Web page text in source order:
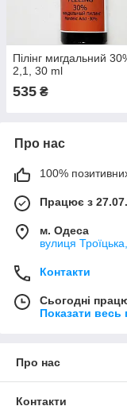
Пілінг мигдальний
2,1, 30 ml
535 ₴
Про нас
100%
Працює з
м. Одеса
вулиця
Контакти
Сьогодні
Показати весь
Про нас
Контакти